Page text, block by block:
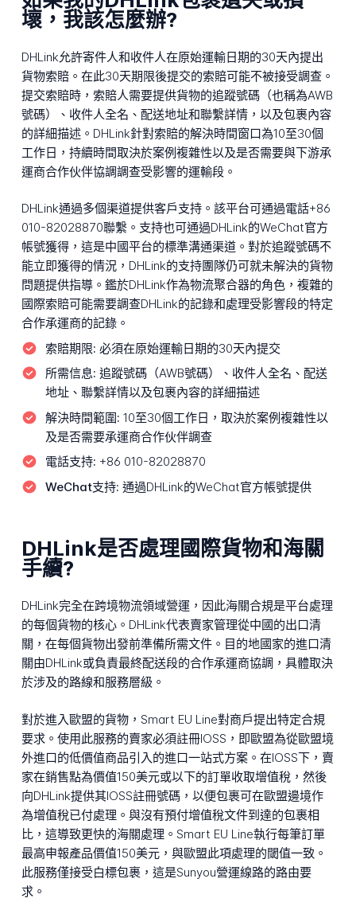
壞，我該怎麼辦?
DHLink允許寄件人和收件人在原始運輸日期的30天內提出
貨物索賠。在此30天期限後提交的索賠可能不被接受調查。
提交索賠時，索賠人需要提供貨物的追蹤號碼（也稱為AWB
號碼）、收件人全名、配送地址和聯繫詳情，以及包裹內容
的詳細描述。DHLink針對索賠的解決時間窗口為10至30個
工作日，持續時間取決於案例複雜性以及是否需要與下游承
運商合作伙伴協調調查受影響的運輸段。
DHLink通過多個渠道提供客戶支持。該平台可通過電話+86
010-82028870聯繫。支持也可通過DHLink的WeChat官方
帳號獲得，這是中國平台的標準溝通渠道。對於追蹤號碼不
能立即獲得的情況，DHLink的支持團隊仍可就未解決的貨物
問題提供指導。鑑於DHLink作為物流聚合器的角色，複雜的
國際索賠可能需要調查DHLink的記錄和處理受影響段的特定
合作承運商的記錄。
索賠期限: 必須在原始運輸日期的30天內提交
所需信息: 追蹤號碼（AWB號碼）、收件人全名、配送
地址、聯繫詳情以及包裹內容的詳細描述
解決時間範圍: 10至30個工作日，取決於案例複雜性以
及是否需要承運商合作伙伴調查
電話支持: +86 010-82028870
WeChat支持: 通過DHLink的WeChat官方帳號提供
DHLink是否處理國際貨物和海關
手續?
DHLink完全在跨境物流領域營運，因此海關合規是平台處理
的每個貨物的核心。DHLink代表賣家管理從中國的出口清
關，在每個貨物出發前準備所需文件。目的地國家的進口清
關由DHLink或負責最終配送段的合作承運商協調，具體取決
於涉及的路線和服務層級。
對於進入歐盟的貨物，Smart EU Line對商戶提出特定合規
要求。使用此服務的賣家必須註冊IOSS，即歐盟為從歐盟境
外進口的低價值商品引入的進口一站式方案。在IOSS下，賣
家在銷售點為價值150美元或以下的訂單收取增值稅，然後
向DHLink提供其IOSS註冊號碼，以便包裹可在歐盟邊境作
為增值稅已付處理。與沒有預付增值稅文件到達的包裹相
比，這導致更快的海關處理。Smart EU Line執行每筆訂單
最高申報產品價值150美元，與歐盟此項處理的閾值一致。
此服務僅接受白標包裹，這是Sunyou營運線路的路由要
求。